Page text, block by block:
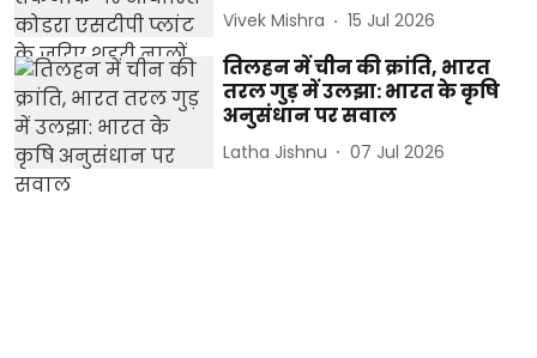
Vivek Mishra 15 Jul 2026
तिलहन में चीन की क्रांति, भारत
तरल गुड़ में उलझा: भारत के कृषि
अनुसंधान पर सवाल
Latha Jishnu 07 Jul 2026